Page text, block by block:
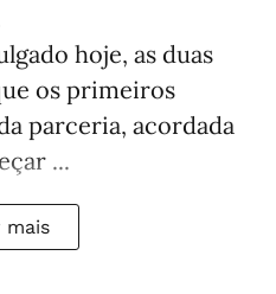
hoje, as duas
os primeiros
parceria, acordada
...
mais